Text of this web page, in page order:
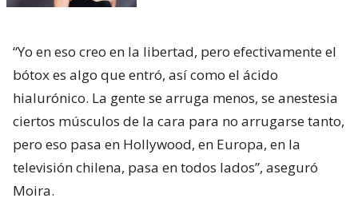
“Yo en eso creo en la libertad, pero efectivamente el
bótox es algo que entró, así como el ácido
hialurónico. La gente se arruga menos, se anestesia
ciertos músculos de la cara para no arrugarse tanto,
pero eso pasa en Hollywood, en Europa, en la
televisión chilena, pasa en todos lados”, aseguró
Moira.